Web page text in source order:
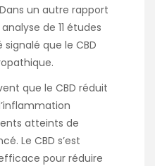
un autre rapport
de 11 études
que le CBD
que le CBD réduit
atteints de
Le CBD s’est
pour réduire